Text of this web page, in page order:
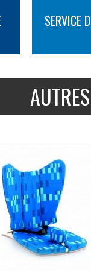
SERVICE
PLUS D'INFORMATION